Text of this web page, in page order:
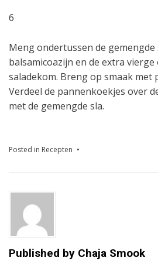
6
Meng ondertussen de gemengde
balsamicoazijn en de extra
saladekom. Breng op smaak met
Verdeel de pannenkoekjes over
met de gemengde sla.
Posted in Recepten
Published by Chaja Smook